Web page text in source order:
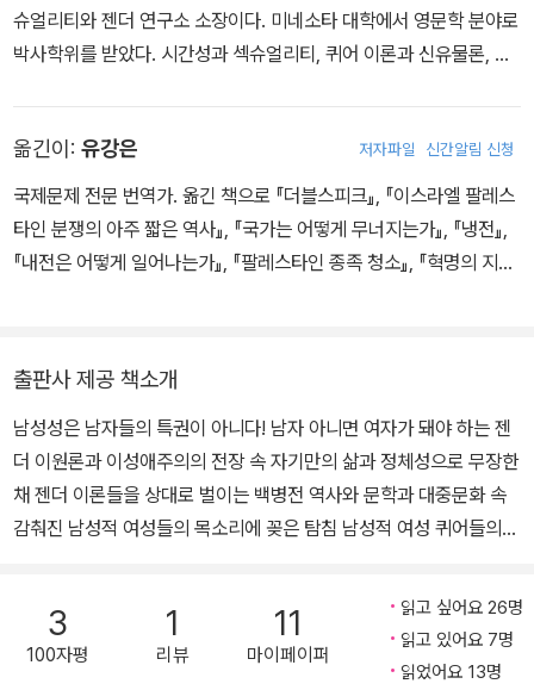
슈얼리티와 젠더 연구소 소장이다. 미네소타 대학에서 영문학 분야로
박사학위를 받았다. 시간성과 섹슈얼리티, 퀴어 이론과 신유물론, 퀴
목을 가르치고 있다. 문화 연구, 퀴어 이론, 시각 문화, 고딕문학과 공
포영화, 대중문화, 페미니즘 이론과 젠더 연구, 19세기 및 20세기 영
문학 및 동시대 미국 문화 등을 중심으로 연구하고 있다. 최근 저서로
『Trans*: A Quick and Quirky Account of Gender Variability』
있다.
옮긴이: 유강은 저자파일 신간알림 신청
국제문제 전문 번역가. 옮긴 책으로 『더블스피크』, 『이스라엘 팔레스
타인 분쟁의 아주 짧은 역사』, 『국가는 어떻게 무너지는가』, 『냉전』,
『내전은 어떻게 일어나는가』, 『팔레스타인 종족 청소』, 『혁명의 지성
출판사 제공 책소개
남성성은 남자들의 특권이 아니다! 남자 아니면 여자가 돼야 하는 젠
더 이원론과 이성애주의의 전장 속 자기만의 삶과 정체성으로 무장한
채 젠더 이론들을 상대로 벌이는 백병전 역사와 문학과 대중문화 속
감춰진 남성적 여성들의 목소리에 꽂은 탐침 남성적 여성 퀴어들의
잘못 들어왔어요” ― 남성적 여성들이 만들어내는 남자 없는 남성성
화장실에 잘못 들어왔다며 쫓겨나지 않으려면 ‘엉덩이를 흔들고 젖통
3
100자평
1
리뷰
11
마이페이퍼
읽고 싶어요 26명
읽고 있어요 7명
읽었어요 13명